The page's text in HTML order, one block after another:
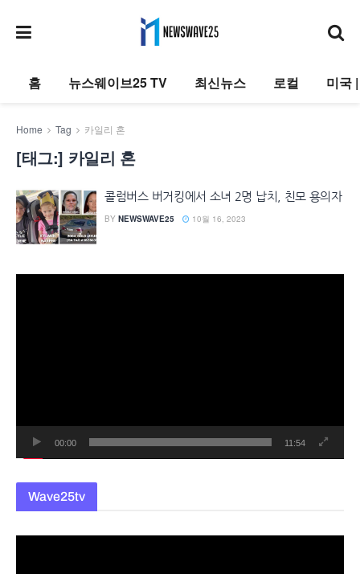
홈 뉴스웨이브25 TV 최신뉴스 로컬 미국
Home Tag 카일리 혼
[태그:] 카일리 혼
콜럼버스 버거킹에서 소녀 2명 납치, 친모 용의자
BY NEWSWAVE25 10월 16, 2023
00:00 11:54
Wave25tv